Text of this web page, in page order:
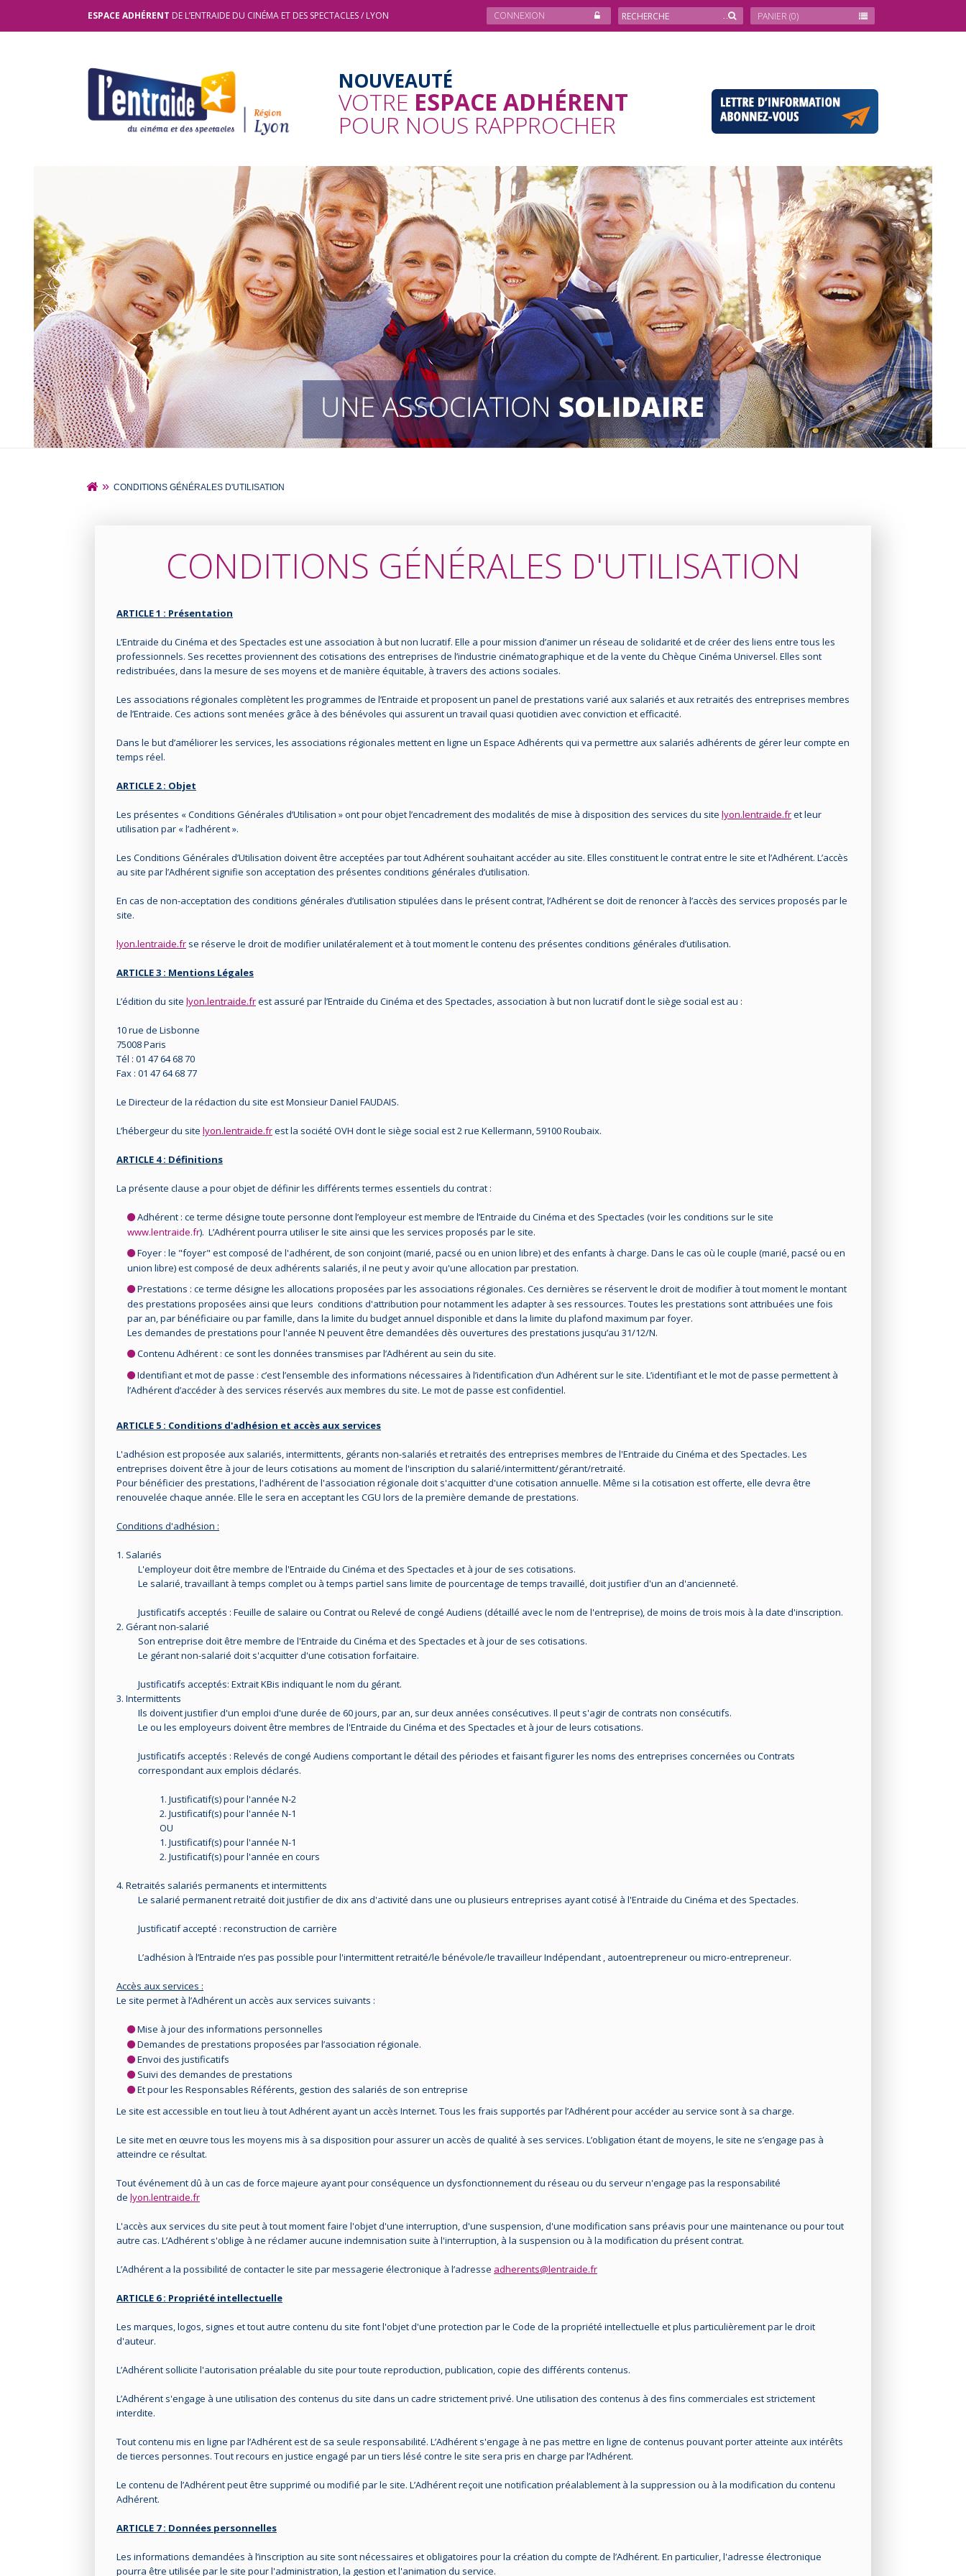
ESPACE ADHÉRENT DE L’ENTRAIDE DU CINÉMA ET DES SPECTACLES / LYON PANIER (0)
CONNEXION
NOUVEAUTÉ
VOTRE ESPACE ADHÉRENT
POUR NOUS RAPPROCHER
» CONDITIONS GÉNÉRALES D'UTILISATION
CONDITIONS GÉNÉRALES D'UTILISATION
ARTICLE 1 : Présentation
L’Entraide du Cinéma et des Spectacles est une association à but non lucratif. Elle a pour mission d’animer un réseau de solidarité et de créer des liens entre tous les
professionnels. Ses recettes proviennent des cotisations des entreprises de l’industrie cinématographique et de la vente du Chèque Cinéma Universel. Elles sont
redistribuées, dans la mesure de ses moyens et de manière équitable, à travers des actions sociales.
Les associations régionales complètent les programmes de l’Entraide et proposent un panel de prestations varié aux salariés et aux retraités des entreprises membres
de l’Entraide. Ces actions sont menées grâce à des bénévoles qui assurent un travail quasi quotidien avec conviction et efficacité.
Dans le but d’améliorer les services, les associations régionales mettent en ligne un Espace Adhérents qui va permettre aux salariés adhérents de gérer leur compte en
temps réel.
ARTICLE 2 : Objet
Les présentes « Conditions Générales d’Utilisation » ont pour objet l’encadrement des modalités de mise à disposition des services du site lyon.lentraide.fret leur
utilisation par « l’adhérent ».
Les Conditions Générales d’Utilisation doivent être acceptées par tout Adhérent souhaitant accéder au site. Elles constituent le contrat entre le site et l’Adhérent. L’accès
au site par l’Adhérent signifie son acceptation des présentes conditions générales d’utilisation.
En cas de non-acceptation des conditions générales d’utilisation stipulées dans le présent contrat, l’Adhérent se doit de renoncer à l’accès des services proposés par le
site.
lyon.lentraide.fr se réserve le droit de modifier unilatéralement et à tout moment le contenu des présentes conditions générales d’utilisation.
ARTICLE 3 : Mentions Légales
L’édition du site lyon.lentraide.frest assuré par l’Entraide du Cinéma et des Spectacles, association à but non lucratif dont le siège social est au :
10 rue de Lisbonne
75008 Paris
Tél : 01 47 64 68 70
Fax : 01 47 64 68 77
Le Directeur de la rédaction du site est Monsieur Daniel FAUDAIS.
L’hébergeur du site lyon.lentraide.frest la société OVH dont le siège social est 2 rue Kellermann, 59100 Roubaix.
ARTICLE 4 : Définitions
La présente clause a pour objet de définir les différents termes essentiels du contrat :
Adhérent : ce terme désigne toute personne dont l’employeur est membre de l’Entraide du Cinéma et des Spectacles (voir les conditions sur le site
www.lentraide.fr). L’Adhérent pourra utiliser le site ainsi que les services proposés par le site.
Foyer : le "foyer" est composé de l'adhérent, de son conjoint (marié, pacsé ou en union libre) et des enfants à charge. Dans le cas où le couple (marié, pacsé ou en
union libre) est composé de deux adhérents salariés, il ne peut y avoir qu'une allocation par prestation.
Prestations : ce terme désigne les allocations proposées par les associations régionales. Ces dernières se réservent le droit de modifier à tout moment le montant
des prestations proposées ainsi que leurs conditions d'attribution pour notamment les adapter à ses ressources. Toutes les prestations sont attribuées une fois
par an, par bénéficiaire ou par famille, dans la limite du budget annuel disponible et dans la limite du plafond maximum par foyer.
Les demandes de prestations pour l'année N peuvent être demandées dès ouvertures des prestations jusqu’au 31/12/N.
Contenu Adhérent : ce sont les données transmises par l’Adhérent au sein du site.
Identifiant et mot de passe : c’est l’ensemble des informations nécessaires à l’identification d’un Adhérent sur le site. L’identifiant et le mot de passe permettent à
l’Adhérent d’accéder à des services réservés aux membres du site. Le mot de passe est confidentiel.
ARTICLE 5 : Conditions d'adhésion et accès aux services
L'adhésion est proposée aux salariés, intermittents, gérants non-salariés et retraités des entreprises membres de l'Entraide du Cinéma et des Spectacles. Les
entreprises doivent être à jour de leurs cotisations au moment de l'inscription du salarié/intermittent/gérant/retraité.
Pour bénéficier des prestations, l'adhérent de l'association régionale doit s'acquitter d'une cotisation annuelle. Même si la cotisation est offerte, elle devra être
renouvelée chaque année. Elle le sera en acceptant les CGU lors de la première demande de prestations.
Conditions d'adhésion :
1. Salariés
L'employeur doit être membre de l'Entraide du Cinéma et des Spectacles et à jour de ses cotisations.
Le salarié, travaillant à temps complet ou à temps partiel sans limite de pourcentage de temps travaillé, doit justifier d'un an d'ancienneté.
Justificatifs acceptés : Feuille de salaire ou Contrat ou Relevé de congé Audiens (détaillé avec le nom de l'entreprise), de moins de trois mois à la date d'inscription.
2. Gérant non-salarié
Son entreprise doit être membre de l'Entraide du Cinéma et des Spectacles et à jour de ses cotisations.
Le gérant non-salarié doit s'acquitter d'une cotisation forfaitaire.
Justificatifs acceptés: Extrait KBis indiquant le nom du gérant.
3. Intermittents
Ils doivent justifier d'un emploi d'une durée de 60 jours, par an, sur deux années consécutives. Il peut s'agir de contrats non consécutifs.
Le ou les employeurs doivent être membres de l'Entraide du Cinéma et des Spectacles et à jour de leurs cotisations.
Justificatifs acceptés : Relevés de congé Audiens comportant le détail des périodes et faisant figurer les noms des entreprises concernées ou Contrats
correspondant aux emplois déclarés.
1. Justificatif(s) pour l'année N-2
2. Justificatif(s) pour l'année N-1
OU
1. Justificatif(s) pour l'année N-1
2. Justificatif(s) pour l'année en cours
4. Retraités salariés permanents et intermittents
Le salarié permanent retraité doit justifier de dix ans d'activité dans une ou plusieurs entreprises ayant cotisé à l'Entraide du Cinéma et des Spectacles.
Justificatif accepté : reconstruction de carrière
L’adhésion à l’Entraide n’es pas possible pour l'intermittent retraité/le bénévole/le travailleur Indépendant , autoentrepreneur ou micro-entrepreneur.
Accès aux services :
Le site permet à l’Adhérent un accès aux services suivants :
Mise à jour des informations personnelles
Demandes de prestations proposées par l’association régionale.
Envoi des justificatifs
Suivi des demandes de prestations
Et pour les Responsables Référents, gestion des salariés de son entreprise
Le site est accessible en tout lieu à tout Adhérent ayant un accès Internet. Tous les frais supportés par l’Adhérent pour accéder au service sont à sa charge.
Le site met en œuvre tous les moyens mis à sa disposition pour assurer un accès de qualité à ses services. L’obligation étant de moyens, le site ne s’engage pas à
atteindre ce résultat.
Tout événement dû à un cas de force majeure ayant pour conséquence un dysfonctionnement du réseau ou du serveur n'engage pas la responsabilité
de lyon.lentraide.fr
L'accès aux services du site peut à tout moment faire l'objet d'une interruption, d'une suspension, d'une modification sans préavis pour une maintenance ou pour tout
autre cas. L’Adhérent s'oblige à ne réclamer aucune indemnisation suite à l'interruption, à la suspension ou à la modification du présent contrat.
L’Adhérent a la possibilité de contacter le site par messagerie électronique à l’adresse adherents@lentraide.fr
ARTICLE 6 : Propriété intellectuelle
Les marques, logos, signes et tout autre contenu du site font l'objet d'une protection par le Code de la propriété intellectuelle et plus particulièrement par le droit
d'auteur.
L’Adhérent sollicite l'autorisation préalable du site pour toute reproduction, publication, copie des différents contenus.
L’Adhérent s'engage à une utilisation des contenus du site dans un cadre strictement privé. Une utilisation des contenus à des fins commerciales est strictement
interdite.
Tout contenu mis en ligne par l’Adhérent est de sa seule responsabilité. L’Adhérent s'engage à ne pas mettre en ligne de contenus pouvant porter atteinte aux intérêts
de tierces personnes. Tout recours en justice engagé par un tiers lésé contre le site sera pris en charge par l’Adhérent.
Le contenu de l’Adhérent peut être supprimé ou modifié par le site. L’Adhérent reçoit une notification préalablement à la suppression ou à la modification du contenu
Adhérent.
ARTICLE 7 : Données personnelles
Les informations demandées à l’inscription au site sont nécessaires et obligatoires pour la création du compte de l’Adhérent. En particulier, l'adresse électronique
pourra être utilisée par le site pour l'administration, la gestion et l'animation du service.